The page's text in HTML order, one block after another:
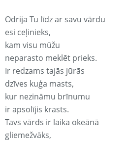
Odrija Tu līdz ar savu vārdu
esi ceļinieks,
kam visu mūžu
neparasto meklēt prieks.
Ir redzams tajās jūrās
dzīves kuģa masts,
kur nezināmu brīnumu
ir apsolījis krasts.
Tavs vārds ir laika okeānā
gliemežvāks,